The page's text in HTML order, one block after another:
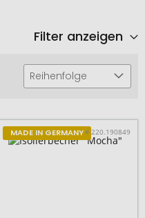
Filter anzeigen
Reihenfolge
MADE IN GERMANY# 220.190849